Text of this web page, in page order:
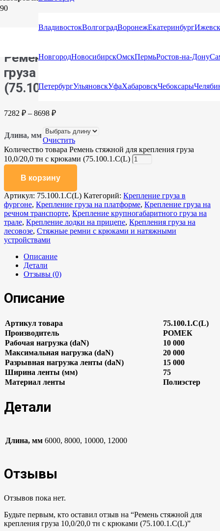
ВладивостокВолгоградВоронежЕкатеринбургИжевск
НовгородНовосибирскОмскПермьРостов-на-Дону
ПетербургУльяновскУфаХабаровскЧебоксары
крюками и натяжными устройствами/ Ремень стяжной для
Ремень стяжной для крепления
груза 10,0/20,0 тн с крюками
(75.100.1.C(L)
7282 ₽ – 8698 ₽
Длина, мм
Очистить
Количество товара Ремень стяжной для крепления груза
10,0/20,0 тн с крюками (75.100.1.C(L)
В корзину
Артикул: 75.100.1.C(L) Категорий: Крепление груза в
фургоне, Крепление груза на платформе, Крепление груза на
речном транспорте, Крепление крупногабаритного груза на
трале, Крепление лодки на прицепе, Крепления груза на
лесовозе, Стяжные ремни с крюками и натяжными
устройствами
Описание
Детали
Отзывы (0)
Описание
Артикул товара
75.100.1.C(L)
Производитель
РОМЕК
Рабочая нагрузка (daN)
10 000
Максимальная нагрузка (daN)
20 000
Разрывная нагрузка ленты (daN)
15 000
Ширина ленты (мм)
75
Материал ленты
Полиэстер
Детали
Длина, мм 6000, 8000, 10000, 12000
Отзывы
Отзывов пока нет.
Будьте первым, кто оставил отзыв на “Ремень стяжной для
крепления груза 10,0/20,0 тн с крюками (75.100.1.C(L)”